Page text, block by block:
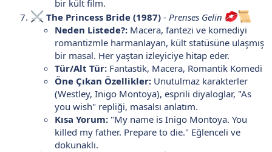
bir kült film.
The Princess Bride (1987) - Prenses Gelin
Neden Listede?: Macera, fantezi ve komediyi
romantizmle harmanlayan, kült statüsüne ulaşmış
bir masal. Her yaştan izleyiciye hitap eder.
Tür/Alt Tür: Fantastik, Macera, Romantik Komedi
Öne Çıkan Özellikler: Unutulmaz karakterler
(Westley, Inigo Montoya), esprili diyaloglar, "As
you wish" repliği, masalsı anlatım.
Kısa Yorum: "My name is Inigo Montoya. You
killed my father. Prepare to die." Eğlenceli ve
dokunaklı.